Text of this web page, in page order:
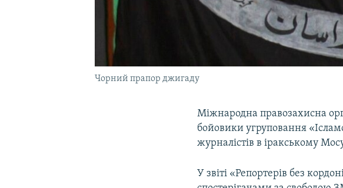
Чорний прапор джигаду
Міжнародна правозахисна
бойовики угруповання
журналістів в іракському
У звіті «Репортерів без